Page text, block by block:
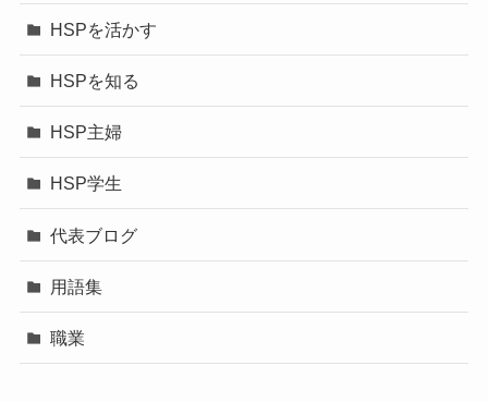
HSPを活かす
HSPを知る
HSP主婦
HSP学生
代表ブログ
用語集
職業